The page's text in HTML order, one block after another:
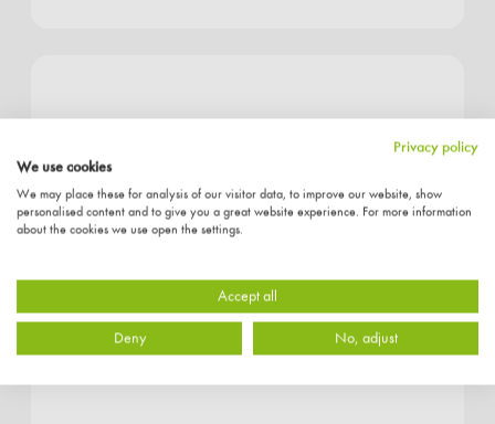
Privacy policy
We use cookies
We may place these for analysis of our visitor data, to improve our website, show
personalised content and to give you a great website experience. For more information
about the cookies we use open the settings.
Accept all
Deny No, adjust